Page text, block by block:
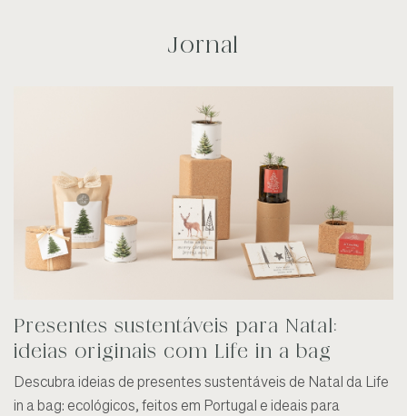
Jornal
Presentes sustentáveis para Natal:
ideias originais com Life in a bag
Descubra ideias de presentes sustentáveis de Natal da Life
in a bag: ecológicos, feitos em Portugal e ideais para